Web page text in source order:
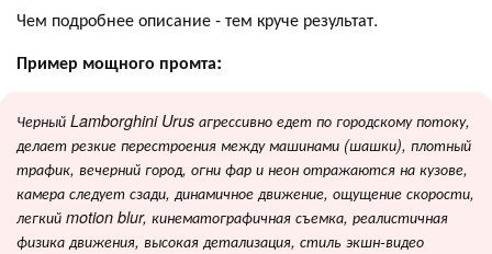
Чем подробнее описание - тем круче результат.
Пример мощного промта:
Черный Lamborghini Urus агрессивно едет по городскому потоку,
делает резкие перестроения между машинами (шашки), плотный
трафик, вечерний город, огни фар и неон отражаются на кузове,
камера следует сзади, динамичное движение, ощущение скорости,
легкий motion blur, кинематографичная съемка, реалистичная
физика движения, высокая детализация, стиль экшн-видео